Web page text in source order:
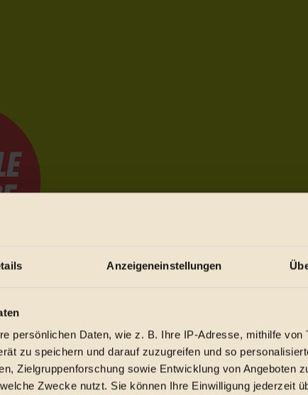
Anzeigeneinstellungen
persönlichen Daten, wie z. B. Ihre IP-Adresse, mithilfe von
zu speichern und darauf zuzugreifen und so
Zielgruppenforschung sowie Entwicklung von Angeboten
Zwecke nutzt. Sie können Ihre Einwilligung jederzeit
festzuhalten.
Hause.
zurückkommen.